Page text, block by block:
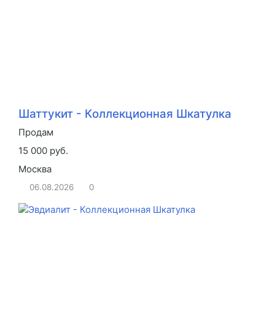
Шаттукит - Коллекционная Шкатулка
Продам
15 000 руб.
Москва
06.08.2026 0